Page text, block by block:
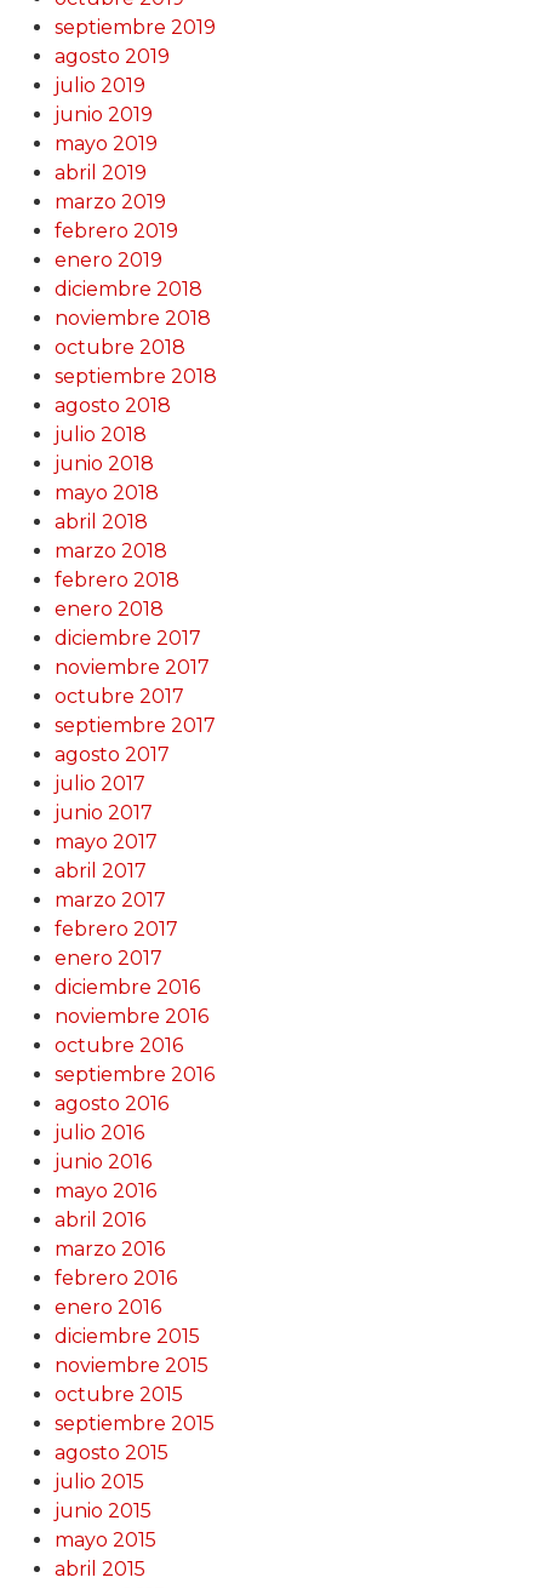
septiembre 2019
agosto 2019
julio 2019
junio 2019
mayo 2019
abril 2019
marzo 2019
febrero 2019
enero 2019
diciembre 2018
noviembre 2018
octubre 2018
septiembre 2018
agosto 2018
julio 2018
junio 2018
mayo 2018
abril 2018
marzo 2018
febrero 2018
enero 2018
diciembre 2017
noviembre 2017
octubre 2017
septiembre 2017
agosto 2017
julio 2017
junio 2017
mayo 2017
abril 2017
marzo 2017
febrero 2017
enero 2017
diciembre 2016
noviembre 2016
octubre 2016
septiembre 2016
agosto 2016
julio 2016
junio 2016
mayo 2016
abril 2016
marzo 2016
febrero 2016
enero 2016
diciembre 2015
noviembre 2015
octubre 2015
septiembre 2015
agosto 2015
julio 2015
junio 2015
mayo 2015
abril 2015